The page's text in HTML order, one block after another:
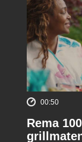
00:50
Rema